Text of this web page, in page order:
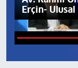
Erçin- Ulusal
1